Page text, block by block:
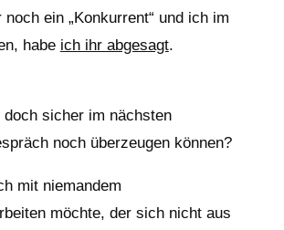
ein „Konkurrent“ und ich im
habe ich ihr abgesagt.
sicher im nächsten
noch überzeugen können?
mit niemandem
möchte, der sich nicht aus